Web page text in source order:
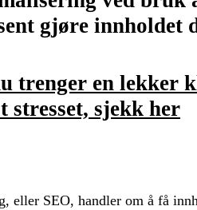
gjøre innholdet
trenger en lekker
stresset, sjekk her
eller SEO, handler om å få